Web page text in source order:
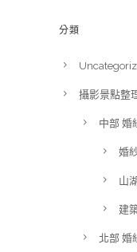
分類
攝影景點整
中部 婚
婚
山
建
北部 婚